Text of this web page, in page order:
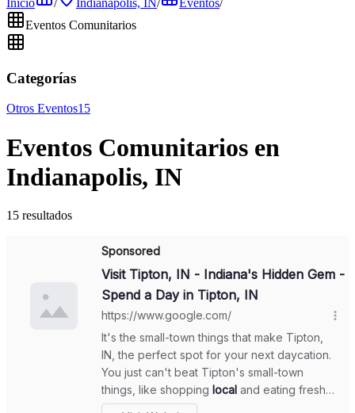
Inicio
/ Indianapolis, IN/ Eventos/
Eventos Comunitarios
Categorías
Otros Eventos15
Eventos Comunitarios en
Indianapolis, IN
15 resultados